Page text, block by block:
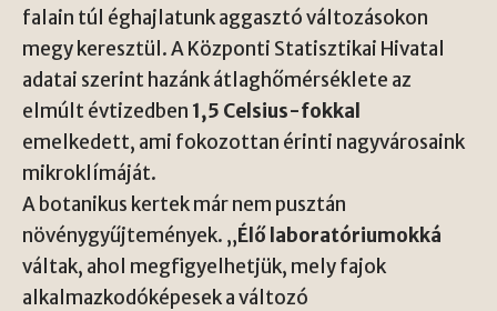
falain túl éghajlatunk aggasztó változásokon
megy keresztül. A Központi Statisztikai Hivatal
adatai szerint hazánk átlaghőmérséklete az
elmúlt évtizedben 1,5 Celsius-fokkal
emelkedett, ami fokozottan érinti nagyvárosaink
mikroklímáját.
A botanikus kertek már nem pusztán
növénygyűjtemények. „Élő laboratóriumokká
váltak, ahol megfigyelhetjük, mely fajok
alkalmazkodóképesek a változó